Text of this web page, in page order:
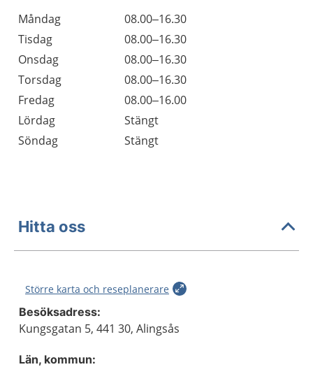
Dag
Öppettider
Kommentarer
Måndag
08.00–16.30
Tisdag
08.00–16.30
Onsdag
08.00–16.30
Torsdag
08.00–16.30
Fredag
08.00–16.00
Lördag
Stängt
Söndag
Stängt
Hitta oss
Större karta och reseplanerare
Besöksadress:
Kungsgatan 5, 441 30, Alingsås
Län, kommun: